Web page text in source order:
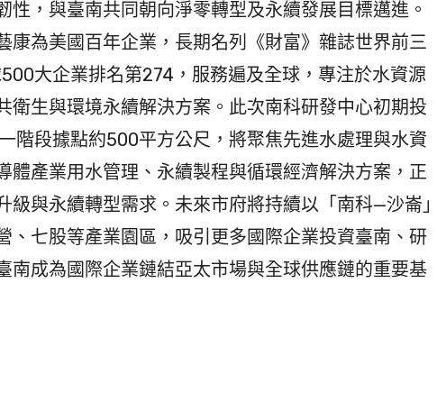
性，與臺南共同朝向淨零轉型及永續發展目標邁進。
為美國百年企業，長期名列《財富》雜誌世界前三
大企業排名第274，服務遍及全球，專注於水資源
衛生與環境永續解決方案。此次南科研發中心初期投
階段據點約500平方公尺，將聚焦先進水處理與水資
體產業用水管理、永續製程與循環經濟解決方案，正
級與永續轉型需求。未來市府將持續以「南科—沙崙」
、七股等產業園區，吸引更多國際企業投資臺南、研
南成為國際企業鏈結亞太市場與全球供應鏈的重要基